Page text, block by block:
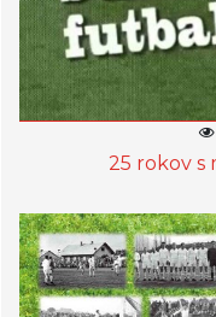
25 rokov s